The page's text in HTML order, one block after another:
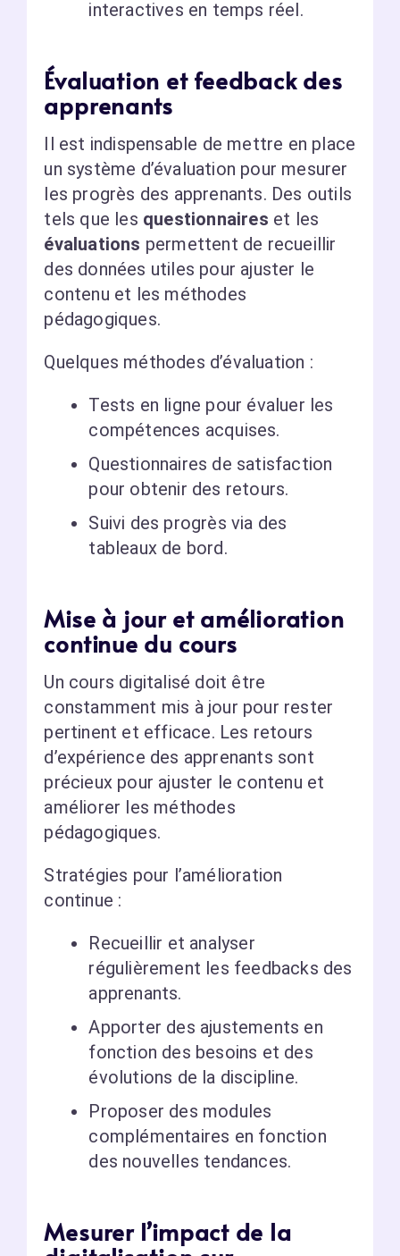
interactives en temps réel.
Évaluation et feedback des
apprenants
Il est indispensable de mettre en place
un système d’évaluation pour mesurer
les progrès des apprenants. Des outils
tels que les questionnaires et les
évaluations permettent de recueillir
des données utiles pour ajuster le
contenu et les méthodes
pédagogiques.
Quelques méthodes d’évaluation :
Tests en ligne pour évaluer les
compétences acquises.
Questionnaires de satisfaction
pour obtenir des retours.
Suivi des progrès via des
tableaux de bord.
Mise à jour et amélioration
continue du cours
Un cours digitalisé doit être
constamment mis à jour pour rester
pertinent et efficace. Les retours
d’expérience des apprenants sont
précieux pour ajuster le contenu et
améliorer les méthodes
pédagogiques.
Stratégies pour l’amélioration
continue :
Recueillir et analyser
régulièrement les feedbacks des
apprenants.
Apporter des ajustements en
fonction des besoins et des
évolutions de la discipline.
Proposer des modules
complémentaires en fonction
des nouvelles tendances.
Mesurer l’impact de la